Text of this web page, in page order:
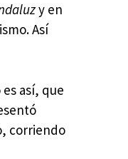
y en
Así
así, que
corriendo